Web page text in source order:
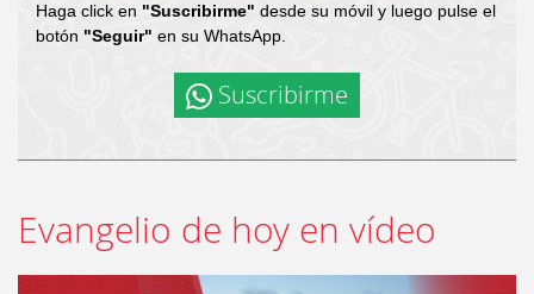
Haga click en "Suscribirme" desde su móvil y luego pulse el
botón "Seguir" en su WhatsApp.
Suscribirme
Evangelio de hoy en vídeo